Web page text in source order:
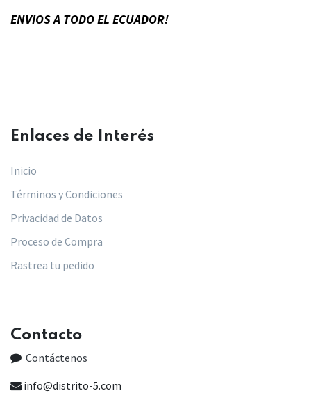
ENVIOS A TODO EL ECUADOR!
Enlaces de Interés​
Inicio
Términos y Condiciones
Privacidad de Datos
Proceso de Compra
Rastrea tu pedido
Contacto
Contáctenos
info@distrito-5.com